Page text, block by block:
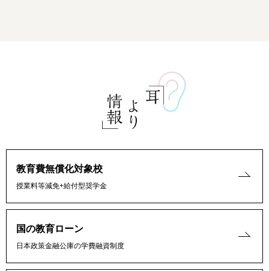
教育費無償化対象校
授業料等減免+給付型奨学金
国の教育ローン
日本政策金融公庫の学費融資制度